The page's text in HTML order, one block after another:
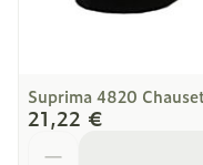
Suprima 4820
21,22 €